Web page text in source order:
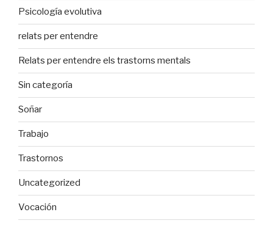
Psicología evolutiva
relats per entendre
Relats per entendre els trastorns mentals
Sin categoría
Soñar
Trabajo
Trastornos
Uncategorized
Vocación